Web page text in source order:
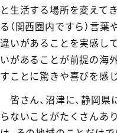
と生活する場所を変えて
る（関西圏内ですら）言
違いがあることを実感し
いがあることが前提の海
すことに驚きや喜びを感
皆さん、沼津に、静岡県
らないことがたくさんあ